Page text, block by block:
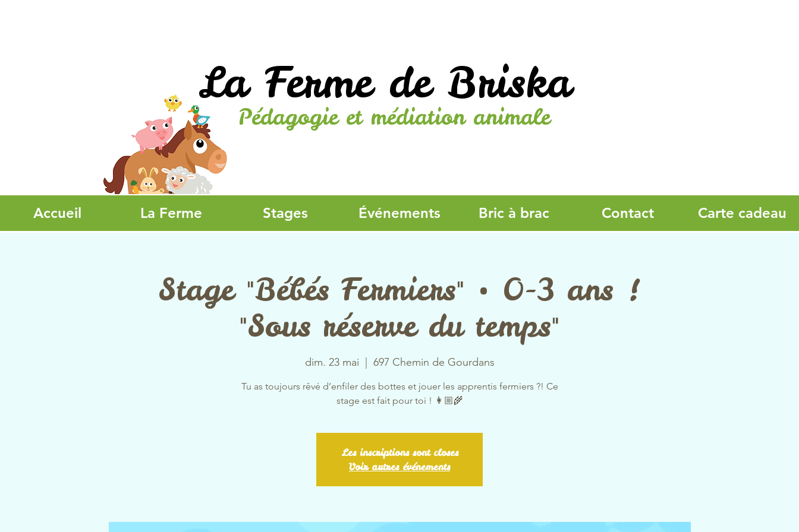
La Ferme de Briska
Pédagogie et médiation animale
Accueil La Ferme Stages Événements Bric à brac Contact Carte cadeau
Stage "Bébés Fermiers" • 0-3 ans !
"Sous réserve du temps"
dim. 23 mai 697 Chemin de Gourdans
Tu as toujours rêvé d’enfiler des bottes et jouer les apprentis fermiers ?! Ce
stage est fait pour toi ! 👩🏼‍🌾
Les inscriptions sont closes
Voir autres événements